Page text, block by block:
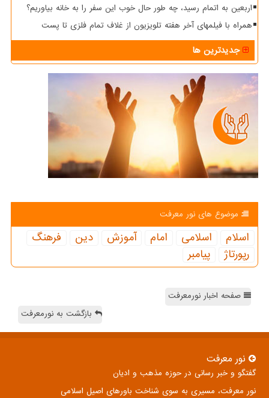
اربعین به اتمام رسید، چه طور حال خوب این سفر را به خانه بیاوریم؟
همراه با فیلمهای آخر هفته تلویزیون از غلاف تمام فلزی تا پست
جدیدترین ها
موضوع های نور معرفت
اسلام اسلامی امام آموزش دین
فرهنگ
رپورتاژ
پیامبر
صفحه اخبار نورمعرفت
بازگشت به نورمعرفت
نور معرفت
گفتگو و خبر رسانی در حوزه مذهب و ادیان
نور معرفت، مسیری به سوی شناخت باورهای اصیل اسلامی